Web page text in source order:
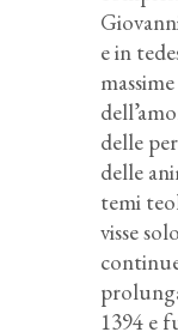
e in
delle
delle
temi
visse
1394 e